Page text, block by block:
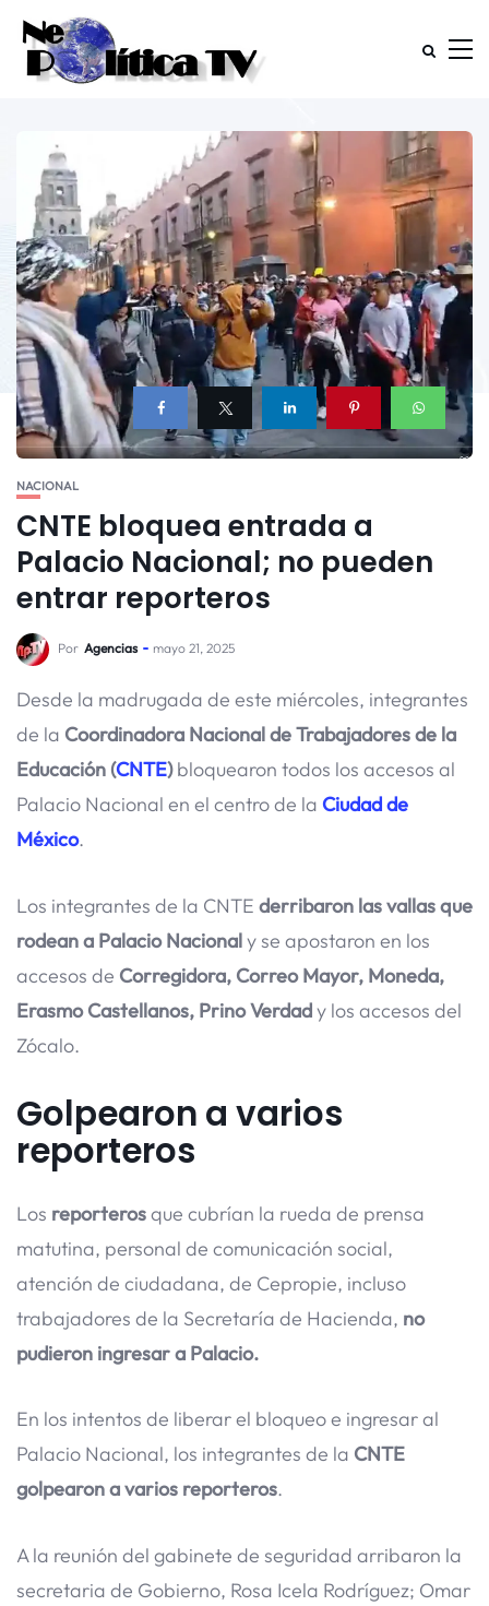
NACIONAL
CNTE bloquea entrada a
Palacio Nacional; no pueden
entrar reporteros
Por Agencias mayo 21, 2025
Desde la madrugada de este miércoles, integrantes
de la Coordinadora Nacional de Trabajadores de la
Educación (CNTE)bloquearon todos los accesos al
Palacio Nacional en el centro de la Ciudad de
México.
Los integrantes de la CNTE derribaron las vallas que
rodean a Palacio Nacionaly se apostaron en los
accesos de Corregidora, Correo Mayor, Moneda,
Erasmo Castellanos, Prino Verdady los accesos del
Zócalo.
Golpearon a varios
reporteros
Los reporterosque cubrían la rueda de prensa
matutina, personal de comunicación social,
atención de ciudadana, de Cepropie, incluso
trabajadores de la Secretaría de Hacienda, no
pudieron ingresar a Palacio.
En los intentos de liberar el bloqueo e ingresar al
Palacio Nacional, los integrantes de la CNTE
golpearon a varios reporteros.
A la reunión del gabinete de seguridad arribaron la
secretaria de Gobierno, Rosa Icela Rodríguez; Omar